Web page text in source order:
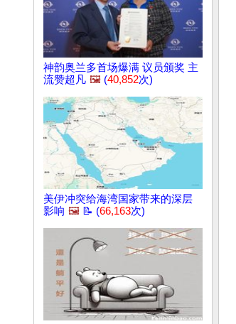
神韵奥兰多首场爆满 议员颁奖 主
流赞超凡 🖼️ (40,852次)
美伊冲突给海湾国家带来的深层
影响 🖼️ 📝 (66,163次)